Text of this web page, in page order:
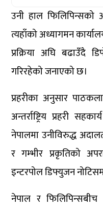
उनी हाल फिलिपिन्सको
त्यहाँको अध्यागमन
प्रक्रिया अघि बढाउँदै
गरिरहेको जनाएको छ।
प्रहरीका अनुसार
अन्तर्राष्ट्रिय प्रहरी
नेपालमा उनीविरुद्ध
र गम्भीर प्रकृतिको
इन्टरपोल डिफ्युजन
नेपाल र फिलिपिन्सबीच